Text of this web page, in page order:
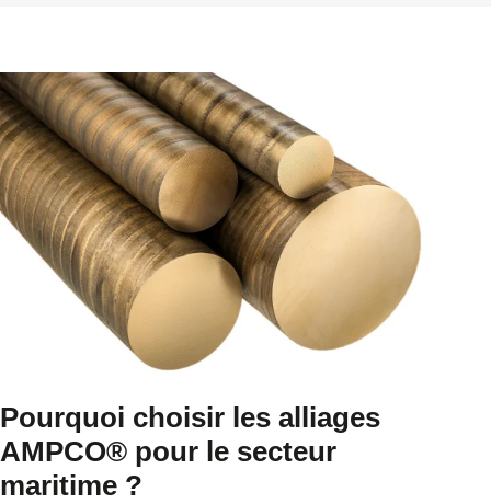
Pourquoi choisir les alliages
AMPCO® pour le secteur
maritime ?